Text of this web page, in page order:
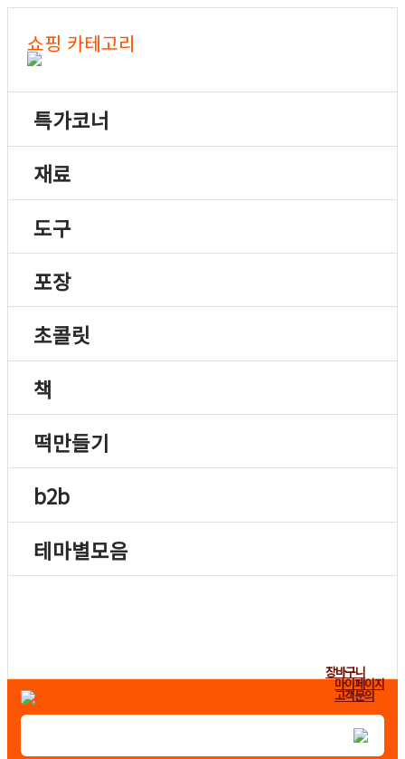
쇼핑 카테고리
특가코너
재료
도구
포장
초콜릿
책
떡만들기
b2b
테마별모음
장바구니
마이페이지
고객문의